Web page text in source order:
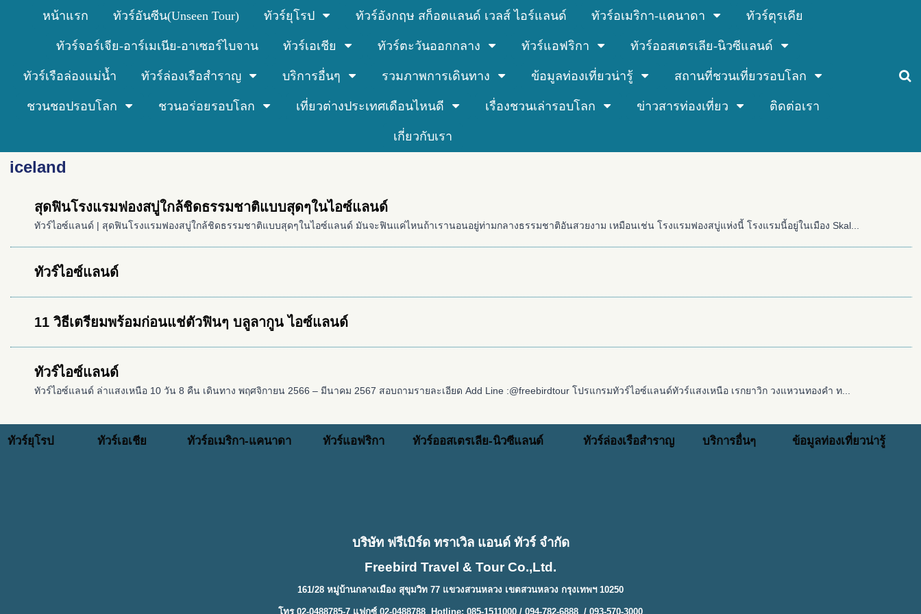
หน้าแรก ทัวร์อันซีน(Unseen Tour) ทัวร์ยุโรป ทัวร์อังกฤษ สก็อตแลนด์ เวลส์ ไอร์แลนด์ ทัวร์อเมริกา-แคนาดา ทัวร์ตุรเคีย
ทัวร์จอร์เจีย-อาร์เมเนีย-อาเซอร์ไบจาน ทัวร์เอเชีย ทัวร์ตะวันออกกลาง ทัวร์แอฟริกา ทัวร์ออสเตรเลีย-นิวซีแลนด์
ทัวร์เรือล่องแม่น้ำ ทัวร์ล่องเรือสำราญ บริการอื่นๆ รวมภาพการเดินทาง ข้อมูลท่องเที่ยวน่ารู้ สถานที่ชวนเที่ยวรอบโลก
ชวนชอปรอบโลก ชวนอร่อยรอบโลก เที่ยวต่างประเทศเดือนไหนดี เรื่องชวนเล่ารอบโลก ข่าวสารท่องเที่ยว ติดต่อเรา
เกี่ยวกับเรา
iceland
สุดฟินโรงแรมฟองสบู่ใกล้ชิดธรรมชาติแบบสุดๆในไอซ์แลนด์
ทัวร์ไอซ์แลนด์ | สุดฟินโรงแรมฟองสบู่ใกล้ชิดธรรมชาติแบบสุดๆในไอซ์แลนด์ มันจะฟินแค่ไหนถ้าเรานอนอยู่ท่ามกลางธรรมชาติอันสวยงาม เหมือนเช่น โรงแรมฟองสบู่แห่งนี้ โรงแรมนี้อยู่ในเมือง Skal...
ทัวร์ไอซ์แลนด์
11 วิธีเตรียมพร้อมก่อนแช่ตัวฟินๆ บลูลากูน ไอซ์แลนด์
ทัวร์ไอซ์แลนด์
ทัวร์ไอซ์แลนด์ ล่าแสงเหนือ 10 วัน 8 คืน เดินทาง พฤศจิกายน 2566 – มีนาคม 2567 สอบถามรายละเอียด Add Line :@freebirdtour โปรแกรมทัวร์ไอซ์แลนด์ทัวร์แสงเหนือ เรกยาวิก วงแหวนทองคำ ท...
ทัวร์ยุโรป ทัวร์เอเชีย ทัวร์อเมริกา-แคนาดา ทัวร์แอฟริกา ทัวร์ออสเตรเลีย-นิวซีแลนด์ ทัวร์ล่องเรือสำราญ บริการอื่นๆ ข้อมูลท่องเที่ยวน่ารู้
บริษัท ฟรีเบิร์ด ทราเวิล แอนด์ ทัวร์ จำกัด
Freebird Travel & Tour Co.,Ltd.
161/28 หมู่บ้านกลางเมือง สุขุมวิท 77 แขวงสวนหลวง เขตสวนหลวง กรุงเทพฯ 10250
โทร 02-0488785-7 แฟกซ์ 02-0488788 Hotline: 085-1511000 / 094-782-6888 / 093-570-3000